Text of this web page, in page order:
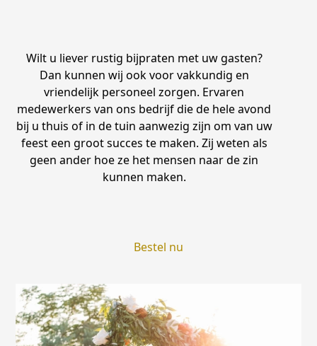
Wilt u liever rustig bijpraten met uw gasten?
Dan kunnen wij ook voor vakkundig en
vriendelijk personeel zorgen. Ervaren
medewerkers van ons bedrijf die de hele avond
bij u thuis of in de tuin aanwezig zijn om van uw
feest een groot succes te maken. Zij weten als
geen ander hoe ze het mensen naar de zin
kunnen maken.
Bestel nu